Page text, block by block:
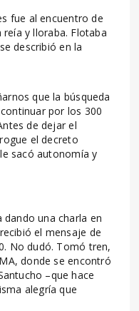
fue al encuentro de
reía y lloraba. Flotaba
describió en la
que la búsqueda
por los 300
de dejar el
el decreto
sacó autonomía y
dando una charla en
el mensaje de
No dudó. Tomó tren,
donde se encontró
–que hace
alegría que